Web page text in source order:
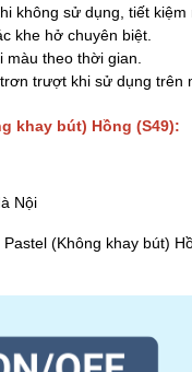
không sử dụng, tiết kiệm
khe hở chuyên biệt.
theo thời gian.
trượt khi sử dụng trên
khay bút) Hồng (S49):
Nội
(Không khay bút)